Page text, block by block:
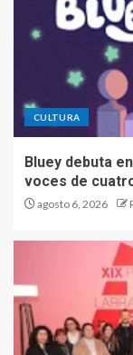
CULTURA
Bluey debuta
voces de
agosto 6, 2026